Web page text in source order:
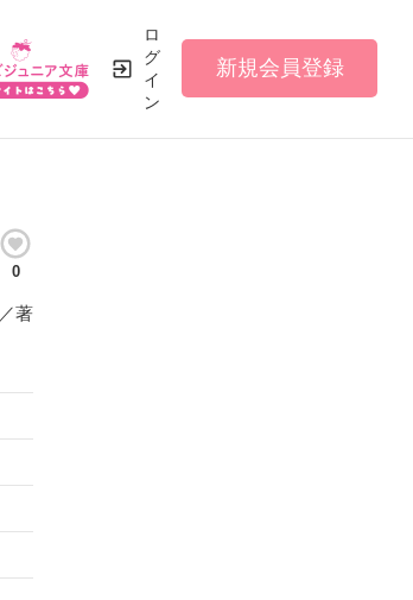
ロ
グ
イ
ン
新規会員登録
0
／著